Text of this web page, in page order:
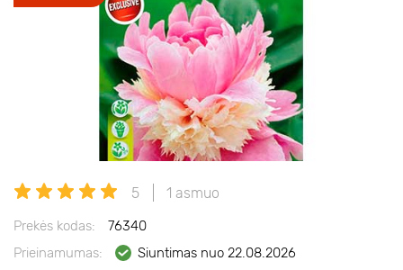
5 1 asmuo
Prekės kodas:
76340
Prieinamumas:
Siuntimas nuo 22.08.2026